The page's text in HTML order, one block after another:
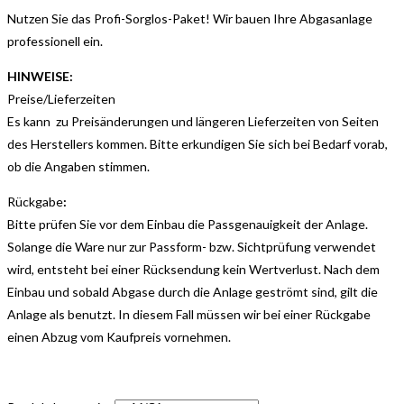
Nutzen Sie das Profi-Sorglos-Paket! Wir bauen Ihre Abgasanlage
professionell ein.
HINWEISE:
Preise/Lieferzeiten
Es kann zu Preisänderungen und längeren Lieferzeiten von Seiten
des Herstellers kommen. Bitte erkundigen Sie sich bei Bedarf vorab,
ob die Angaben stimmen.
Rückgabe:
Bitte prüfen Sie vor dem Einbau die Passgenauigkeit der Anlage.
Solange die Ware nur zur Passform- bzw. Sichtprüfung verwendet
wird, entsteht bei einer Rücksendung kein Wertverlust. Nach dem
Einbau und sobald Abgase durch die Anlage geströmt sind, gilt die
Anlage als benutzt. In diesem Fall müssen wir bei einer Rückgabe
einen Abzug vom Kaufpreis vornehmen.